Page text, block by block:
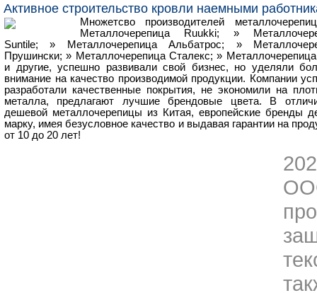
Активное строительство кровли наемными
Множетсво производителей
Металлочерепица Ruukki; »
Suntile; » Металлочерепица Альбатрос; »
Прушински; » Металлочерепица Сталекс; »
и другие, успешно развивали свой бизнес, но уделяли
внимание на качество производимой продукции. Компании
разработали качественные покрытия, не экономили на
металла, предлагают лучшие брендовые цвета. В
дешевой металлочерепицы из Китая, европейские бренды
марку, имея безусловное качество и выдавая гарантии на
от 10 до 20 лет!